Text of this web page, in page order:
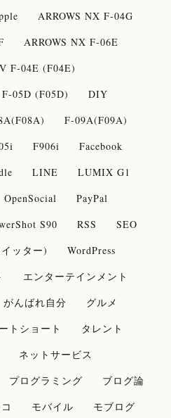
ARROWS NX F-04G
ARROWS NX F-06E
F-04E (F04E)
05D (F05D)
DIY
F-09A(F09A)
F906i
Facebook
LINE
LUMIX G1
OpenSocial
PayPal
S90 RSS
SEO
ッター)
WordPress
エンターテインメント
がんばれ自分
グルメ
トショート
タレント
ネットサービス
プログラミング
ブログ論
モバイル モブログ